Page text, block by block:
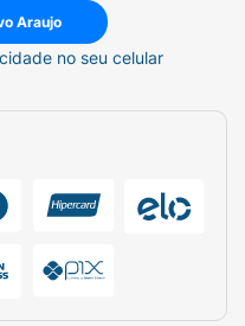
duas vezes ao
Araujo
no seu celular